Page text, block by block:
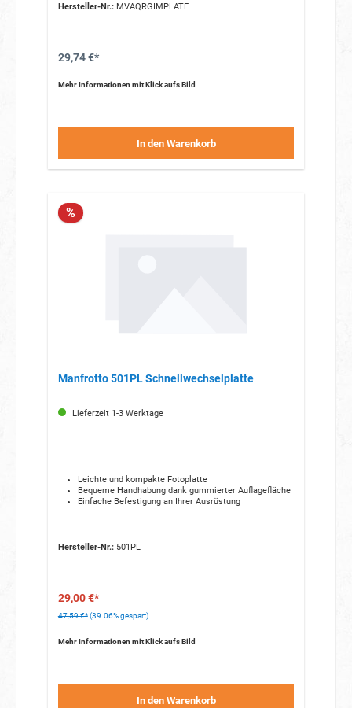
Hersteller-Nr.:MVAQRGIMPLATE
29,74 €*
Mehr Informationen mit Klick aufs Bild
In den Warenkorb
%
Manfrotto 501PL Schnellwechselplatte
Lieferzeit 1-3 Werktage
Leichte und kompakte Fotoplatte
Bequeme Handhabung dank gummierter Auflagefläche
Einfache Befestigung an Ihrer Ausrüstung
Hersteller-Nr.:501PL
29,00 €*
47,59 €* (39.06% gespart)
Mehr Informationen mit Klick aufs Bild
In den Warenkorb